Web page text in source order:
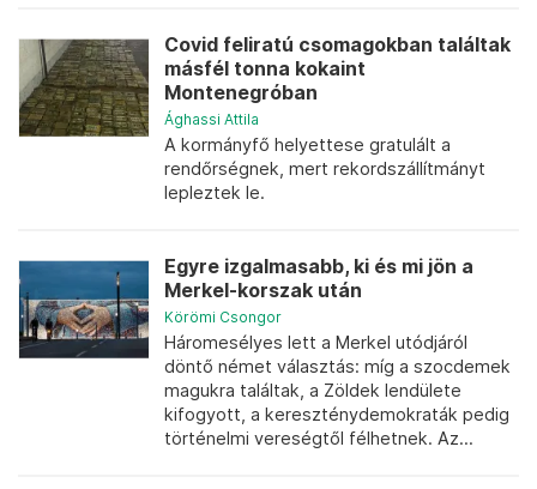
Covid feliratú csomagokban találtak
másfél tonna kokaint
Montenegróban
Ághassi Attila
A kormányfő helyettese gratulált a
rendőrségnek, mert rekordszállítmányt
lepleztek le.
Egyre izgalmasabb, ki és mi jön a
Merkel-korszak után
Körömi Csongor
Háromesélyes lett a Merkel utódjáról
döntő német választás: míg a szocdemek
magukra találtak, a Zöldek lendülete
kifogyott, a kereszténydemokraták pedig
történelmi vereségtől félhetnek. Az...